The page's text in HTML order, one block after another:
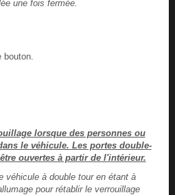
une fois fermée.
lorsque des personnes ou
le véhicule. Les portes double-
ouvertes à partir de l'intérieur.
véhicule à double tour en étant à
pour rétablir le verrouillage